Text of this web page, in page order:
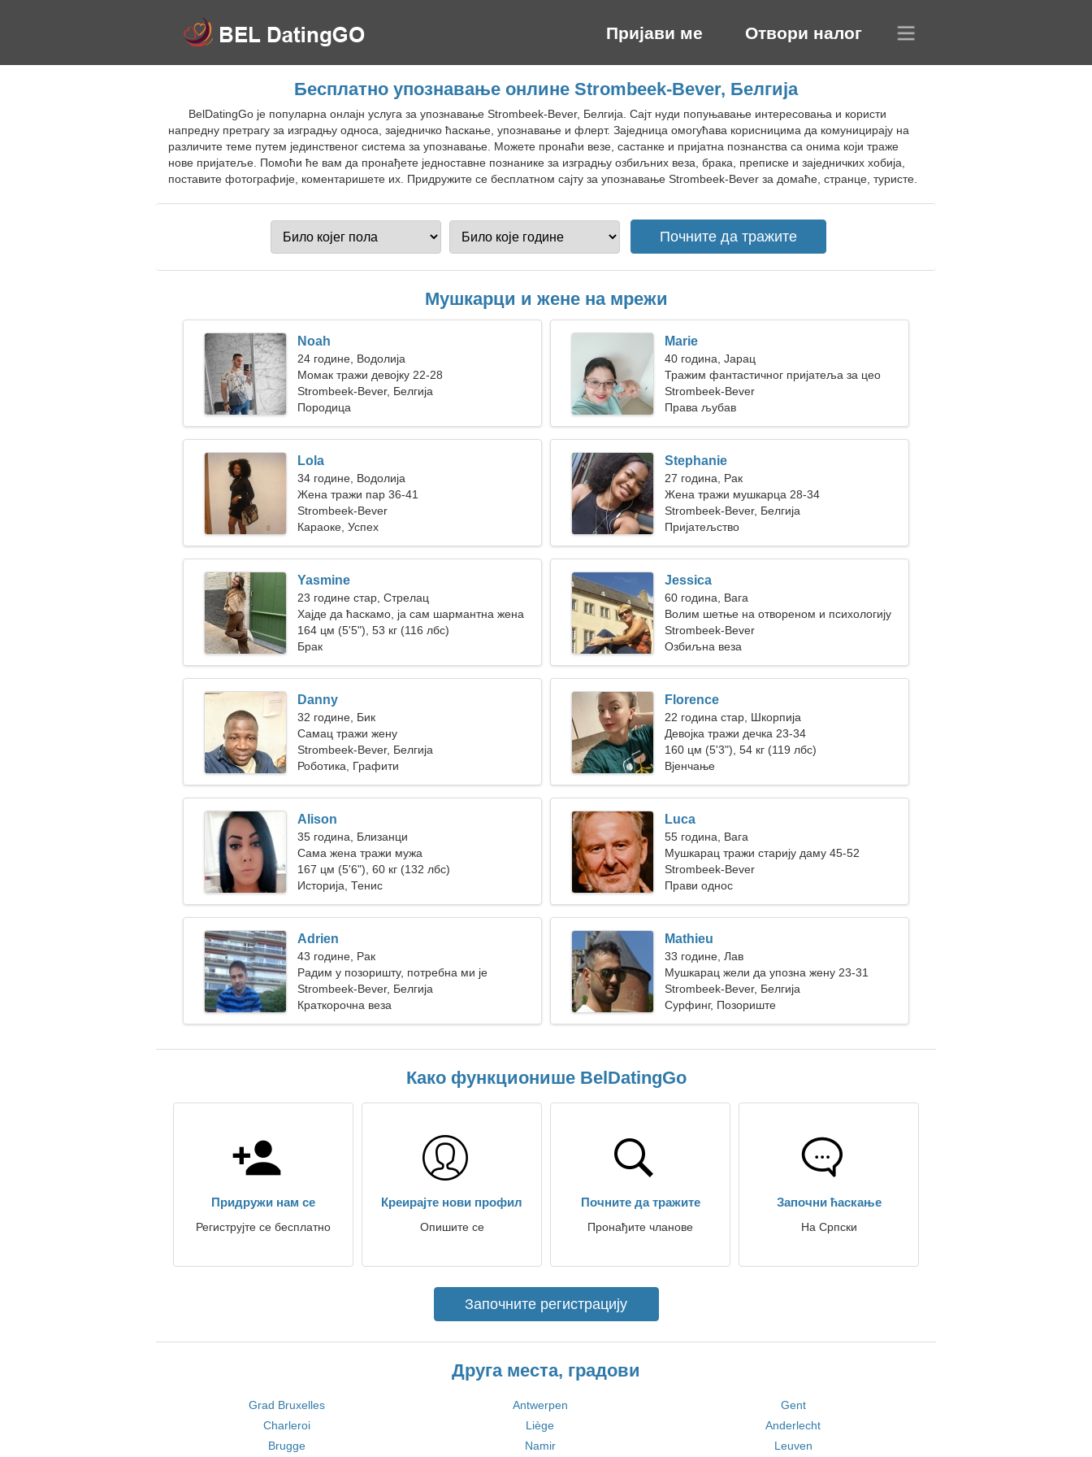
Пријави ме Отвори налог
Бесплатно упознавање онлине Strombeek-Bever, Белгија
BelDatingGo је популарна онлајн услуга за упознавање Strombeek-Bever, Белгија. Сајт нуди попуњавање интересовања и користи
напредну претрагу за изградњу односа, заједничко ћаскање, упознавање и флерт. Заједница омогућава корисницима да комуницирају на
различите теме путем јединственог система за упознавање. Можете пронаћи везе, састанке и пријатна познанства са онима који траже
нове пријатеље. Помоћи ће вам да пронађете једноставне познанике за изградњу озбиљних веза, брака, преписке и заједничких хобија,
поставите фотографије, коментаришете их. Придружите се бесплатном сајту за упознавање Strombeek-Bever за домаће, странце, туристе.
Мушкарци и жене на мрежи
Noah
24 године, Водолија
Момак тражи девојку 22-28
Strombeek-Bever, Белгија
Породица
Marie
40 година, Јарац
Тражим фантастичног пријатеља за цео
живот
Strombeek-Bever
Права љубав
Lola
34 године, Водолија
Жена тражи пар 36-41
Strombeek-Bever
Караоке, Успех
Stephanie
27 година, Рак
Жена тражи мушкарца 28-34
Strombeek-Bever, Белгија
Пријатељство
Yasmine
23 године стар, Стрелац
Хајде да ћаскамо, ја сам шармантна жена
164 цм (5'5"), 53 кг (116 лбс)
Брак
Jessica
60 година, Вага
Волим шетње на отвореном и психологију
Strombeek-Bever
Озбиљна веза
Danny
32 године, Бик
Самац тражи жену
Strombeek-Bever, Белгија
Роботика, Графити
Florence
22 година стар, Шкорпија
Девојка тражи дечка 23-34
160 цм (5'3"), 54 кг (119 лбс)
Вјенчање
Alison
35 година, Близанци
Сама жена тражи мужа
167 цм (5'6"), 60 кг (132 лбс)
Историја, Тенис
Luca
55 година, Вага
Мушкарац тражи старију даму 45-52
Strombeek-Bever
Прави однос
Adrien
43 године, Рак
Радим у позоришту, потребна ми је
грациозна жена
Strombeek-Bever, Белгија
Краткорочна веза
Mathieu
33 године, Лав
Мушкарац жели да упозна жену 23-31
Strombeek-Bever, Белгија
Сурфинг, Позориште
Како функционише BelDatingGo
Придружи нам се
Региструјте се бесплатно
Креирајте нови профил
Опишите се
Почните да тражите
Пронађите чланове
Започни ћаскање
На Српски
Започните регистрацију
Друга места, градови
Grad Bruxelles Antwerpen
Gent
Charleroi
Liège
Anderlecht
Brugge
Namir Leuven